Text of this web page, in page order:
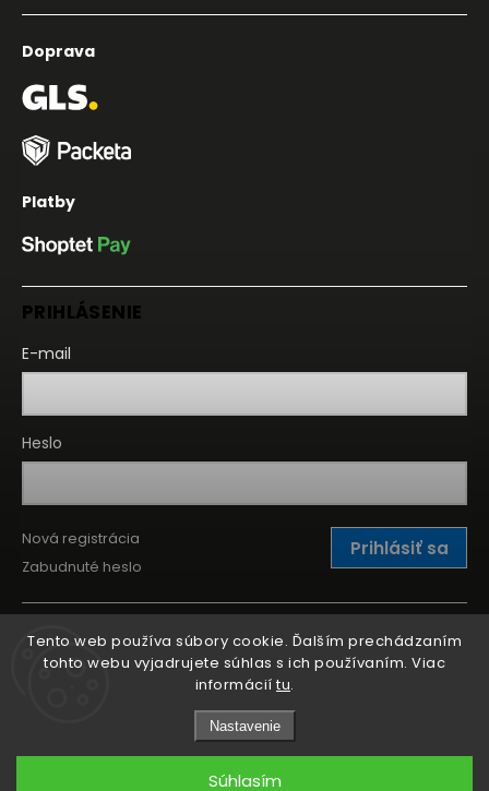
Tento web používa súbory cookie. Ďalším prechádzaním
tohto webu vyjadrujete súhlas s ich používaním. Viac
informácií tu.
Nastavenie
Súhlasím
Doprava
Platby
PRIHLÁSENIE
E-mail
Heslo
Prihlásiť sa
Nová registrácia
Zabudnuté heslo